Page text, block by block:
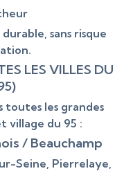
sans risque
LES VILLES DU
toutes les grandes
village du 95 :
/ Beauchamp
Seine, Pierrelaye,